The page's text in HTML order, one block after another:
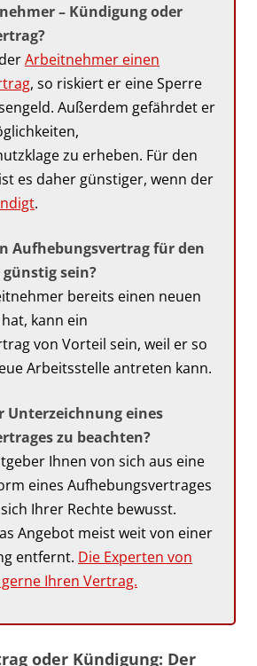
– Kündigung oder
Arbeitnehmer einen
, so riskiert er eine Sperre
Außerdem gefährdet er
zu erheben. Für den
es daher günstiger, wenn der
.
Aufhebungsvertrag für den
sein?
bereits einen neuen
kann ein
von Vorteil sein, weil er so
Arbeitsstelle antreten kann.
Unterzeichnung eines
zu beachten?
Ihnen von sich aus eine
eines Aufhebungsvertrages
Ihrer Rechte bewusst.
Angebot meist weit von einer
entfernt. Die Experten von
Ihren Vertrag.
oder Kündigung: Der